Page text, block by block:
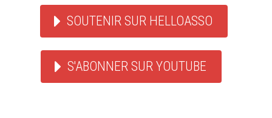
SOUTENIR SUR HELLOASSO
S'ABONNER SUR YOUTUBE